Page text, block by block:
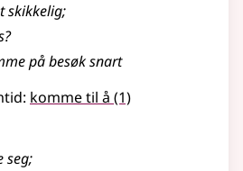
skikkelig;
på besøk snart
komme til å (1)
seg;